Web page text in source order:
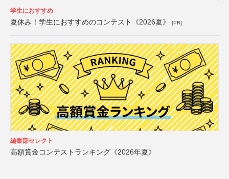
学生におすすめ
夏休み！学生におすすめのコンテスト《2026夏》 [PR]
編集部セレクト
高額賞金コンテストランキング《2026年夏》